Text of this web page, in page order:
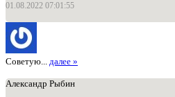
01.08.2022 07:01:55
Советую... далее »
Александр Рыбин